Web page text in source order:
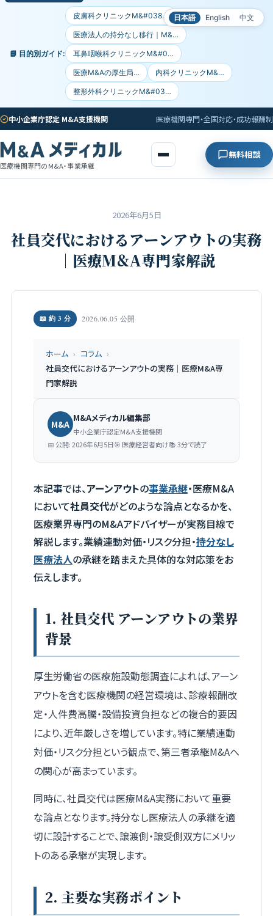
日本語 English 中文
📘 目的別ガイド:
皮膚科クリニックM&#038…
医療法人の持分なし移行｜M&…
耳鼻咽喉科クリニックM&#0…
医療M&Aの厚生局… 内科クリニックM&…
整形外科クリニックM&#03…
中小企業庁認定 M&A支援機関 医療機関専門・全国対応・成功報酬制
医療機関専門のM&A・事業承継
無料相談
2026年6月5日
社員交代におけるアーンアウトの実務
｜医療M&A専門家解説
📖 約 3 分 2026.06.05 公開
ホーム › コラム ›
社員交代におけるアーンアウトの実務｜医療M&A専
門家解説
M&A
M&Aメディカル編集部
中小企業庁認定M&A支援機関
📅 公開: 2026年6月5日🎯 医療経営者向け📚 3分で読了
本記事では、アーンアウトの事業承継・医療M&A
において社員交代がどのような論点となるかを、
医療業界専門のM&Aアドバイザーが実務目線で
解説します。業績連動対価・リスク分担・持分なし
医療法人の承継を踏まえた具体的な対応策をお
伝えします。
1. 社員交代 アーンアウトの業界
背景
厚生労働省の医療施設動態調査によれば、アーン
アウトを含む医療機関の経営環境は、診療報酬改
定・人件費高騰・設備投資負担などの複合的要因
により、近年厳しさを増しています。特に業績連動
対価・リスク分担という観点で、第三者承継M&Aへ
の関心が高まっています。
同時に、社員交代は医療M&A実務において重要
な論点となります。持分なし医療法人の承継を適
切に設計することで、譲渡側・譲受側双方にメリッ
トのある承継が実現します。
2. 主要な実務ポイント